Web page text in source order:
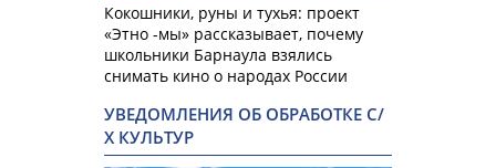
Кокошники, руны и тухья: проект
«Этно -мы» рассказывает, почему
школьники Барнаула взялись
снимать кино о народах России
УВЕДОМЛЕНИЯ ОБ ОБРАБОТКЕ С/
Х КУЛЬТУР